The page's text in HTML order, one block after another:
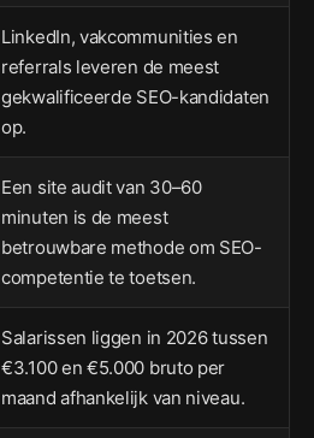
LinkedIn, vakcommunities en
referrals leveren de meest
gekwalificeerde SEO-kandidaten
op.
Een site audit van 30–60
minuten is de meest
betrouwbare methode om SEO-
competentie te toetsen.
Salarissen liggen in 2026 tussen
€3.100 en €5.000 bruto per
maand afhankelijk van niveau.